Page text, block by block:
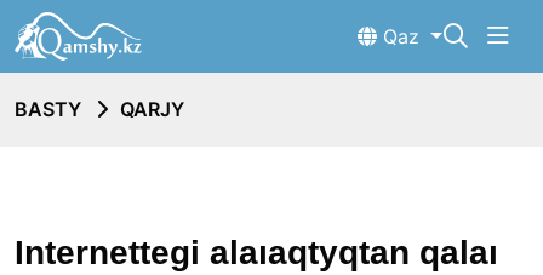
Qaz
BASTY QARJY
Internettegi alaıaqtyqtan qalaı